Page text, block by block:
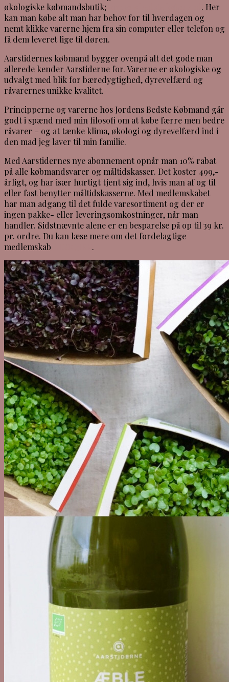
økologiske købmandsbutik;
. Her
kan man købe alt man har behov for til hverdagen og
nemt klikke varerne hjem fra sin computer eller telefon og
få dem leveret lige til døren.
Aarstidernes købmand bygger ovenpå alt det gode man
allerede kender Aarstiderne for. Varerne er økologiske og
udvalgt med blik for bæredygtighed, dyrevelfærd og
råvarernes unikke kvalitet.
Principperne og varerne hos Jordens Bedste Købmand går
godt i spænd med min filosofi om at købe færre men bedre
råvarer – og at tænke klima, økologi og dyrevelfærd ind i
den mad jeg laver til min familie.
Med Aarstidernes nye abonnement opnår man 10% rabat
på alle købmandsvarer og måltidskasser. Det koster 499,-
årligt, og har især hurtigt tjent sig ind, hvis man af og til
eller fast benytter måltidskasserne. Med medlemskabet
har man adgang til det fulde varesortiment og der er
ingen pakke- eller leveringsomkostninger, når man
handler. Sidstnævnte alene er en besparelse på op til 39 kr.
pr. ordre. Du kan læse mere om det fordelagtige
medlemskab
.